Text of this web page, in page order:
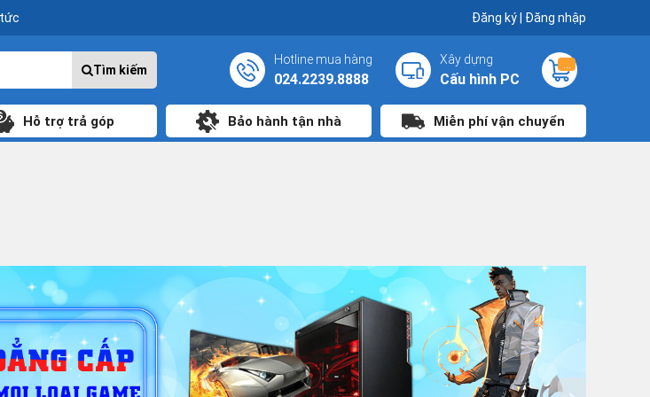
Đăng ký| Đăng nhập
Tìm kiếm
Hotline mua hàng
024.2239.8888
Xây dựng
Cấu hình PC
Hỗ trợ trả góp Bảo hành tận nhà Miễn phí vận chuyển